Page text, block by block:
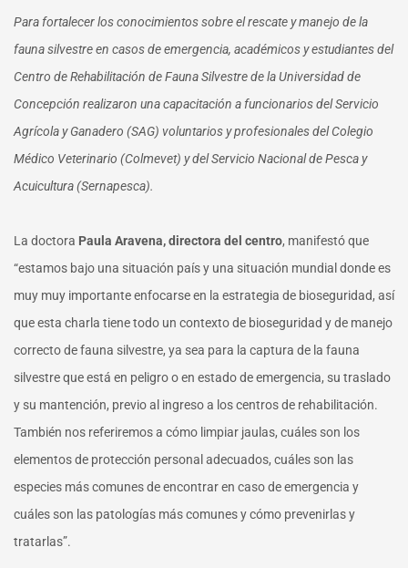
Para fortalecer los conocimientos sobre el rescate y manejo de la
fauna silvestre en casos de emergencia, académicos y estudiantes del
Centro de Rehabilitación de Fauna Silvestre de la Universidad de
Concepción realizaron una capacitación a funcionarios del Servicio
Agrícola y Ganadero (SAG) voluntarios y profesionales del Colegio
Médico Veterinario (Colmevet) y del Servicio Nacional de Pesca y
Acuicultura (Sernapesca).
La doctora Paula Aravena, directora del centro, manifestó que
“estamos bajo una situación país y una situación mundial donde es
muy muy importante enfocarse en la estrategia de bioseguridad, así
que esta charla tiene todo un contexto de bioseguridad y de manejo
correcto de fauna silvestre, ya sea para la captura de la fauna
silvestre que está en peligro o en estado de emergencia, su traslado
y su mantención, previo al ingreso a los centros de rehabilitación.
También nos referiremos a cómo limpiar jaulas, cuáles son los
elementos de protección personal adecuados, cuáles son las
especies más comunes de encontrar en caso de emergencia y
cuáles son las patologías más comunes y cómo prevenirlas y
tratarlas”.